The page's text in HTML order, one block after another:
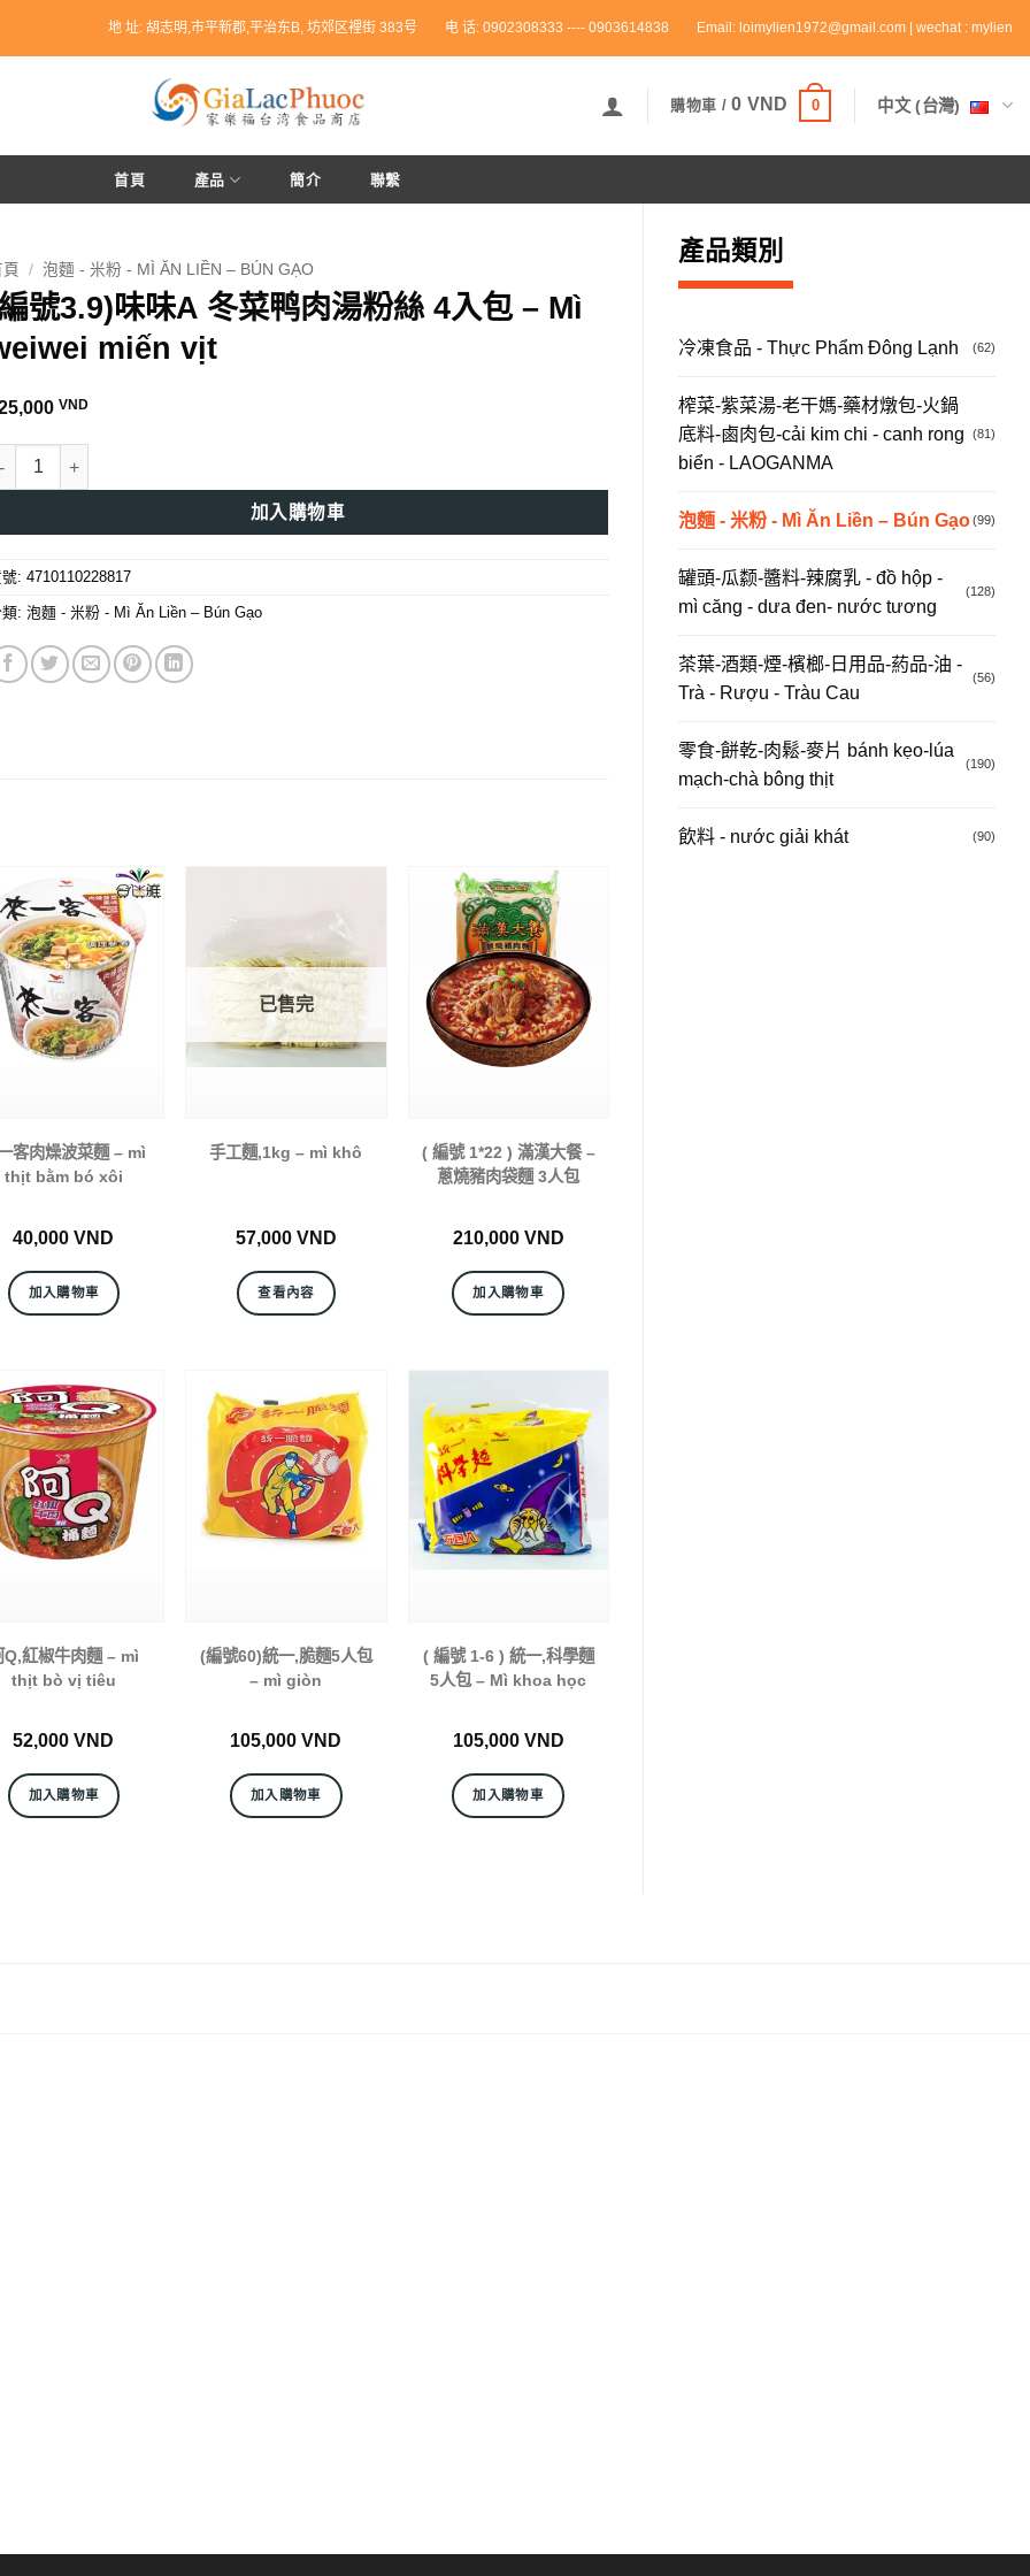
地 址: 胡志明,市平新郡,平治东B, 坊郊区裡街 383号 电 话: 0902308333 ---- 0903614838 Email: loimylien1972@gmail.com | wechat : mylien
購物車 /0 VND 0 中文 (台灣)
首頁 產品 簡介 聯繫
產品類別
冷凍食品 - Thực Phẩm Đông Lạnh (62)
榨菜-紫菜湯-老干媽-藥材燉包-火鍋
底料-鹵肉包-cải kim chi - canh rong
biển - LAOGANMA
(81)
泡麵 - 米粉 - Mì Ăn Liền – Bún Gạo(99)
罐頭-瓜颣-醬料-辣腐乳 - đồ hộp -
mì căng - dưa đen- nước tương
(128)
茶葉-酒類-煙-檳榔-日用品-葯品-油 -
Trà - Rượu - Tràu Cau
(56)
零食-餅乾-肉鬆-麥片 bánh kẹo-lúa
mạch-chà bông thịt
(190)
飲料 - nước giải khát (90)
/ 泡麵 - 米粉 - MÌ ĂN LIỀN – BÚN GẠO
號3.9)味味A 冬菜鸭肉湯粉絲 4入包 – Mì
miến vịt
VND
號3.9)味味A 冬菜鸭肉湯粉絲 4入包 - Mì weiwei miến vịt 數量
加入購物車
號:4710110228817
類:泡麵 - 米粉 - Mì Ăn Liền – Bún Gạo
客肉燥波菜麵 – mì
thịt bằm bó xôi
40,000VND
加入購物車
已售完
手工麵,1kg – mì khô
57,000 VND
查看內容
( 編號 1*22 ) 滿漢大餐 –
蔥燒豬肉袋麵 3人包
210,000 VND
加入購物車
Q,紅椒牛肉麵 – mì
thịt bò vị tiêu
52,000VND
加入購物車
(編號60)統一,脆麵5人包
– mì giòn
105,000VND
加入購物車
( 編號 1-6 ) 統一,科學麵
5人包 – Mì khoa học
105,000 VND
加入購物車